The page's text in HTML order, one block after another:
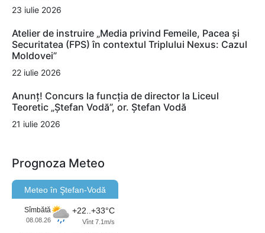
23 iulie 2026
Atelier de instruire „Media privind Femeile, Pacea și
Securitatea (FPS) în contextul Triplului Nexus: Cazul
Moldovei”
22 iulie 2026
Anunț! Concurs la funcția de director la Liceul
Teoretic „Ștefan Vodă”, or. Ștefan Vodă
21 iulie 2026
Prognoza Meteo
Meteo în Ştefan-Vodă
Sîmbătă
08.08.26
+22..+33°C
Vînt 7.1m/s